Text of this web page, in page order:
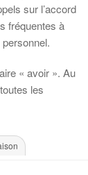
sur l’accord
fréquentes à
« avoir ». Au
les